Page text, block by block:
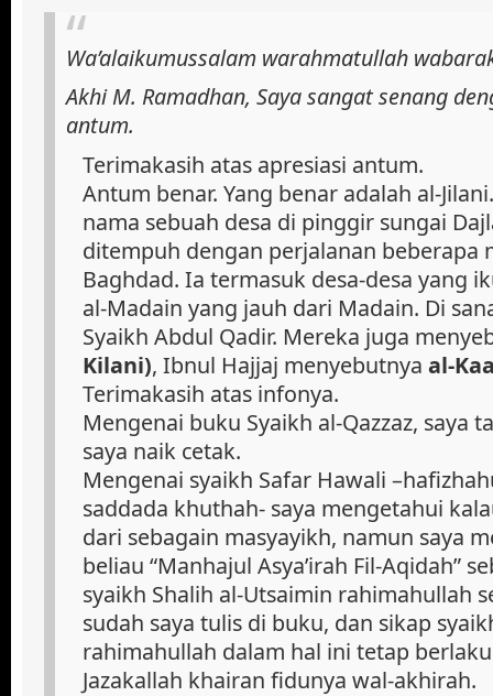
Wa’alaikumussalam warahmatullah
Akhi M. Ramadhan, Saya sangat senang
antum.
Terimakasih atas apresiasi antum.
Antum benar. Yang benar adalah al-
nama sebuah desa di pinggir sungai
ditempuh dengan perjalanan beberapa
Baghdad. Ia termasuk desa-desa yang
al-Madain yang jauh dari Madain. Di
Syaikh Abdul Qadir. Mereka juga
Kilani), Ibnul Hajjaj menyebutnya al-
Terimakasih atas infonya.
Mengenai buku Syaikh al-Qazzaz, saya
saya naik cetak.
Mengenai syaikh Safar Hawali
saddada khuthah- saya mengetahui
dari sebagain masyayikh, namun saya
beliau “Manhajul Asya’irah Fil-Aqidah”
syaikh Shalih al-Utsaimin rahimahullah
sudah saya tulis di buku, dan sikap
rahimahullah dalam hal ini tetap
Jazakallah khairan fidunya wal-akhirah.